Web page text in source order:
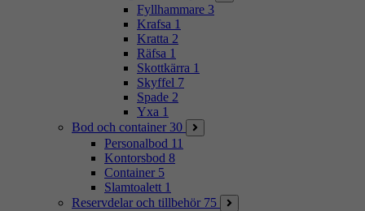
Fyllhammare 3
Krafsa 1
Kratta 2
Räfsa 1
Skottkärra 1
Skyffel 7
Spade 2
Yxa 1
Bod och container 30
Personalbod 11
Kontorsbod 8
Container 5
Slamtoalett 1
Reservdelar och tillbehör 75